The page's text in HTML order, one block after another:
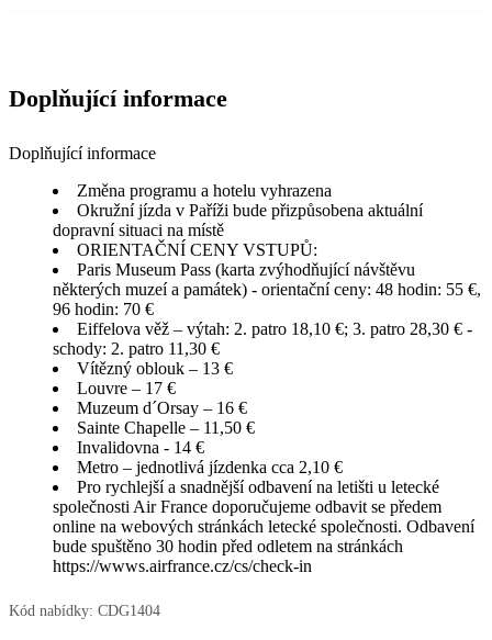
Doplňující informace
Doplňující informace
Změna programu a hotelu vyhrazena
Okružní jízda v Paříži bude přizpůsobena aktuální
dopravní situaci na místě
ORIENTAČNÍ CENY VSTUPŮ:
Paris Museum Pass (karta zvýhodňující návštěvu
některých muzeí a památek) - orientační ceny: 48 hodin: 55 €,
96 hodin: 70 €
Eiffelova věž – výtah: 2. patro 18,10 €; 3. patro 28,30 € -
schody: 2. patro 11,30 €
Vítězný oblouk – 13 €
Louvre – 17 €
Muzeum d´Orsay – 16 €
Sainte Chapelle – 11,50 €
Invalidovna - 14 €
Metro – jednotlivá jízdenka cca 2,10 €
Pro rychlejší a snadnější odbavení na letišti u letecké
společnosti Air France doporučujeme odbavit se předem
online na webových stránkách letecké společnosti. Odbavení
bude spuštěno 30 hodin před odletem na stránkách
https://wwws.airfrance.cz/cs/check-in
Kód nabídky: CDG1404